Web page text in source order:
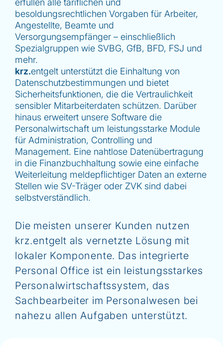
erfüllen alle tariflichen und
besoldungsrechtlichen Vorgaben für Arbeiter,
Angestellte, Beamte und
Versorgungsempfänger – einschließlich
Spezialgruppen wie SVBG, GfB, BFD, FSJ und
mehr.
krz.entgelt unterstützt die Einhaltung von
Datenschutzbestimmungen und bietet
Sicherheitsfunktionen, die die Vertraulichkeit
sensibler Mitarbeiterdaten schützen. Darüber
hinaus erweitert unsere Software die
Personalwirtschaft um leistungsstarke Module
für Administration, Controlling und
Management. Eine nahtlose Datenübertragung
in die Finanzbuchhaltung sowie eine einfache
Weiterleitung meldepflichtiger Daten an externe
Stellen wie SV-Träger oder ZVK sind dabei
selbstverständlich.
Die meisten unserer Kunden nutzen
krz.entgelt als vernetzte Lösung mit
lokaler Komponente. Das integrierte
Personal Office ist ein leistungsstarkes
Personalwirtschaftssystem, das
Sachbearbeiter im Personalwesen bei
nahezu allen Aufgaben unterstützt.